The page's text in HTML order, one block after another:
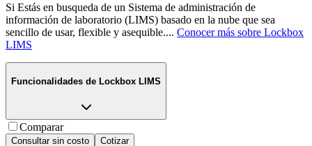
Si Estás en busqueda de un Sistema de administración de
información de laboratorio (LIMS) basado en la nube que sea
sencillo de usar, flexible y asequible.... Conocer más sobre Lockbox
LIMS
Funcionalidades de Lockbox LIMS
Comparar
Consultar sin costo Cotizar